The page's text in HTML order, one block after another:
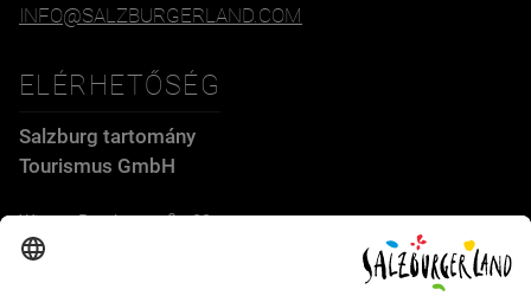
INFO@SALZBURGERLAND.COM
ELÉRHETŐSÉG
Salzburg tartomány
Tourismus GmbH
Wiener Bundesstraße 23
5300 Hallwang